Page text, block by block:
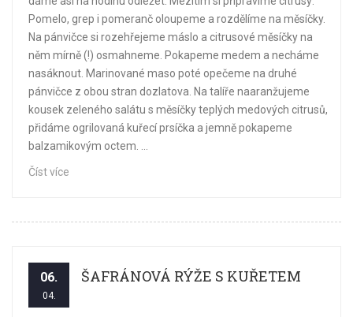
Pomelo, grep i pomeranč oloupeme a rozdělíme na měsíčky.
Na pánvičce si rozehřejeme máslo a citrusové měsíčky na
něm mírně (!) osmahneme. Pokapeme medem a necháme
nasáknout. Marinované maso poté opečeme na druhé
pánvičce z obou stran dozlatova. Na talíře naaranžujeme
kousek zeleného salátu s měsíčky teplých medových citrusů,
přidáme ogrilovaná kuřecí prsíčka a jemně pokapeme
balzamikovým octem. ...
Číst více
06.
04.
ŠAFRÁNOVÁ RÝŽE S KUŘETEM